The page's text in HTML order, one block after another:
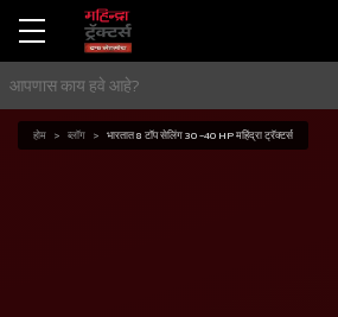
होम ब्लॉग भारतात 8 टॉप सेलिंग 30 -40 HP महिंद्रा ट्रॅक्टर्स